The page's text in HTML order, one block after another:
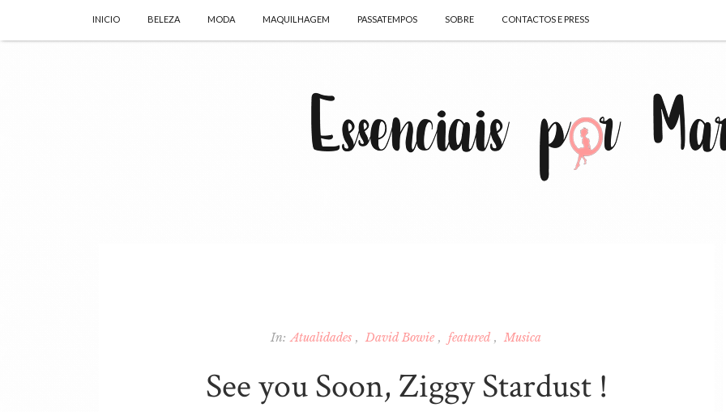
INICIO BELEZA MODA MAQUILHAGEM PASSATEMPOS SOBRE CONTACTOS E PRESS
In: Atualidades David Bowie featured Musica
See you Soon, Ziggy Stardust !